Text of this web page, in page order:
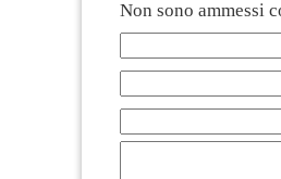
Non sono ammessi